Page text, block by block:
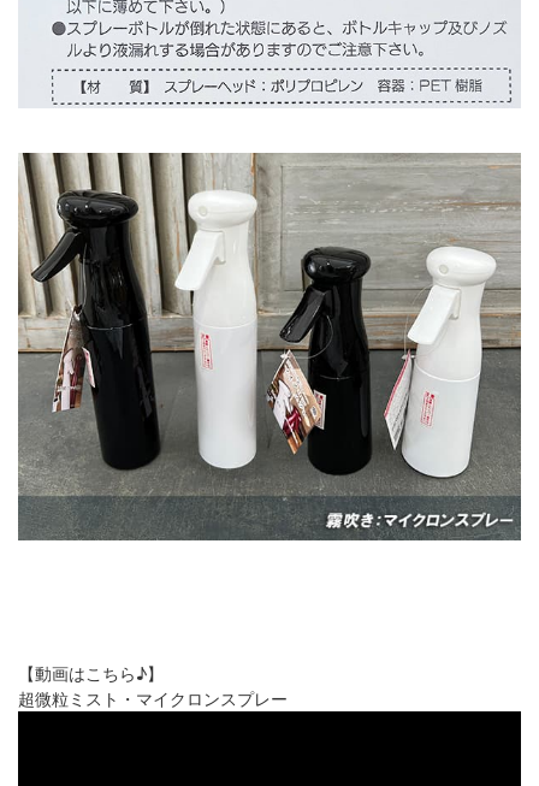
【動画はこちら♪】
超微粒ミスト・マイクロンスプレー